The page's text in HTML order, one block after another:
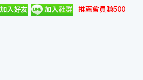
推薦會員賺500